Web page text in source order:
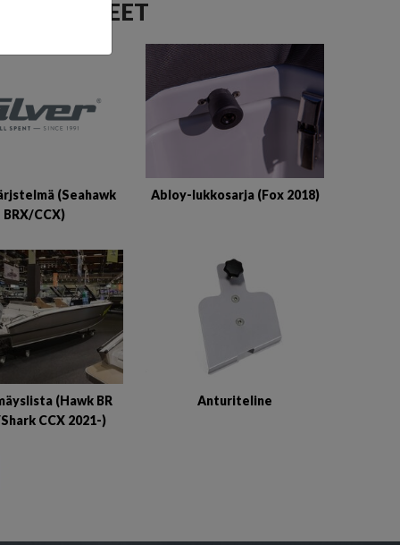
VARUSTEET
(Seahawk
BRX/CCX)
Abloy-lukkosarja (Fox 2018)
(Hawk BR
CCX 2021-)
Anturiteline